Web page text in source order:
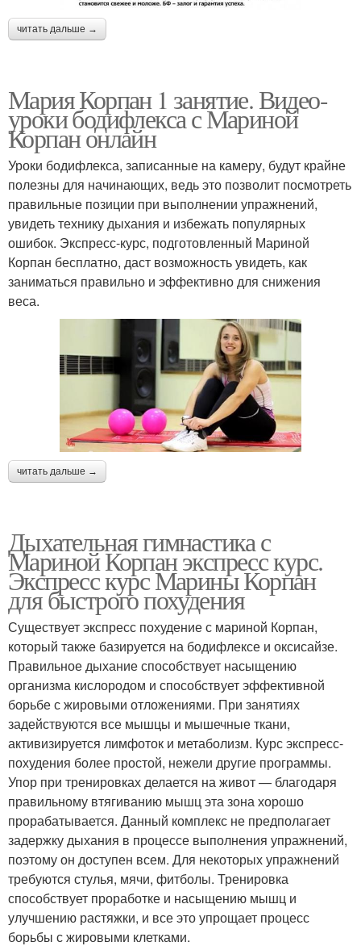
читать дальше →
Мария Корпан 1 занятие. Видео-
уроки бодифлекса с Мариной
Корпан онлайн
Уроки бодифлекса, записанные на камеру, будут крайне
полезны для начинающих, ведь это позволит посмотреть
правильные позиции при выполнении упражнений,
увидеть технику дыхания и избежать популярных
ошибок. Экспресс-курс, подготовленный Мариной
Корпан бесплатно, даст возможность увидеть, как
заниматься правильно и эффективно для снижения
веса.
читать дальше →
Дыхательная гимнастика с
Мариной Корпан экспресс курс.
Экспресс курс Марины Корпан
для быстрого похудения
Существует экспресс похудение с мариной Корпан,
который также базируется на бодифлексе и оксисайзе.
Правильное дыхание способствует насыщению
организма кислородом и способствует эффективной
борьбе с жировыми отложениями. При занятиях
задействуются все мышцы и мышечные ткани,
активизируется лимфоток и метаболизм. Курс экспресс-
похудения более простой, нежели другие программы.
Упор при тренировках делается на живот — благодаря
правильному втягиванию мышц эта зона хорошо
прорабатывается. Данный комплекс не предполагает
задержку дыхания в процессе выполнения упражнений,
поэтому он доступен всем. Для некоторых упражнений
требуются стулья, мячи, фитболы. Тренировка
способствует проработке и насыщению мышц и
улучшению растяжки, и все это упрощает процесс
борьбы с жировыми клетками.